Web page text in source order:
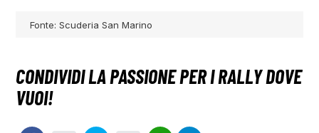
Fonte: Scuderia San Marino